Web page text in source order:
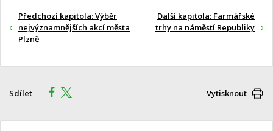
Předchozí kapitola: Výběr
nejvýznamnějších akcí města
Plzně
Další kapitola: Farmářské
trhy na náměstí Republiky
Sdílet Vytisknout